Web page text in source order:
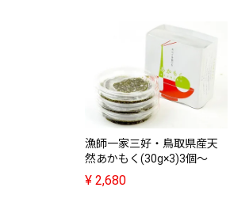
漁師一家三好・鳥取県産天
然あかもく(30g×3)3個～
¥ 2,680